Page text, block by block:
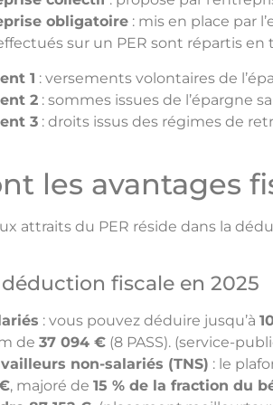
obligatoire : mis en place par
sur un PER sont répartis
1 : versements volontaires de
2 : sommes issues de l’épargne
3 : droits issus des régimes de
les avantages
attraits du PER réside dans la
fiscale en 2025
: vous pouvez déduire jusqu’à
de 37 094 € (8 PASS). (service-
non-salariés (TNS) : le
, majoré de 15 % de la fraction du